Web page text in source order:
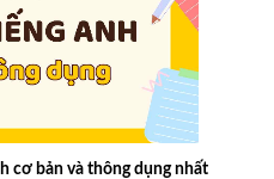
cơ bản và thông dụng nhất